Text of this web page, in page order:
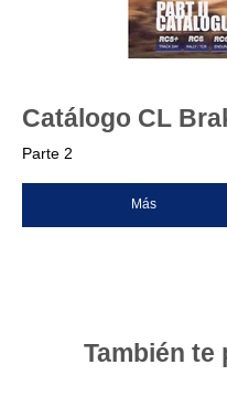
Catálogo CL
Parte 2
Más
También te